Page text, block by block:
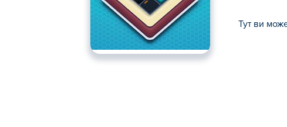
Тут ви
Тут ви можете грати в Coin Factory. Coin